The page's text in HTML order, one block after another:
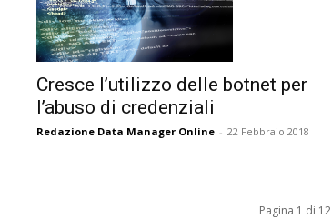
Cresce l’utilizzo delle botnet per
l’abuso di credenziali
Redazione Data Manager Online - 22 Febbraio 2018
Pagina 1 di 12